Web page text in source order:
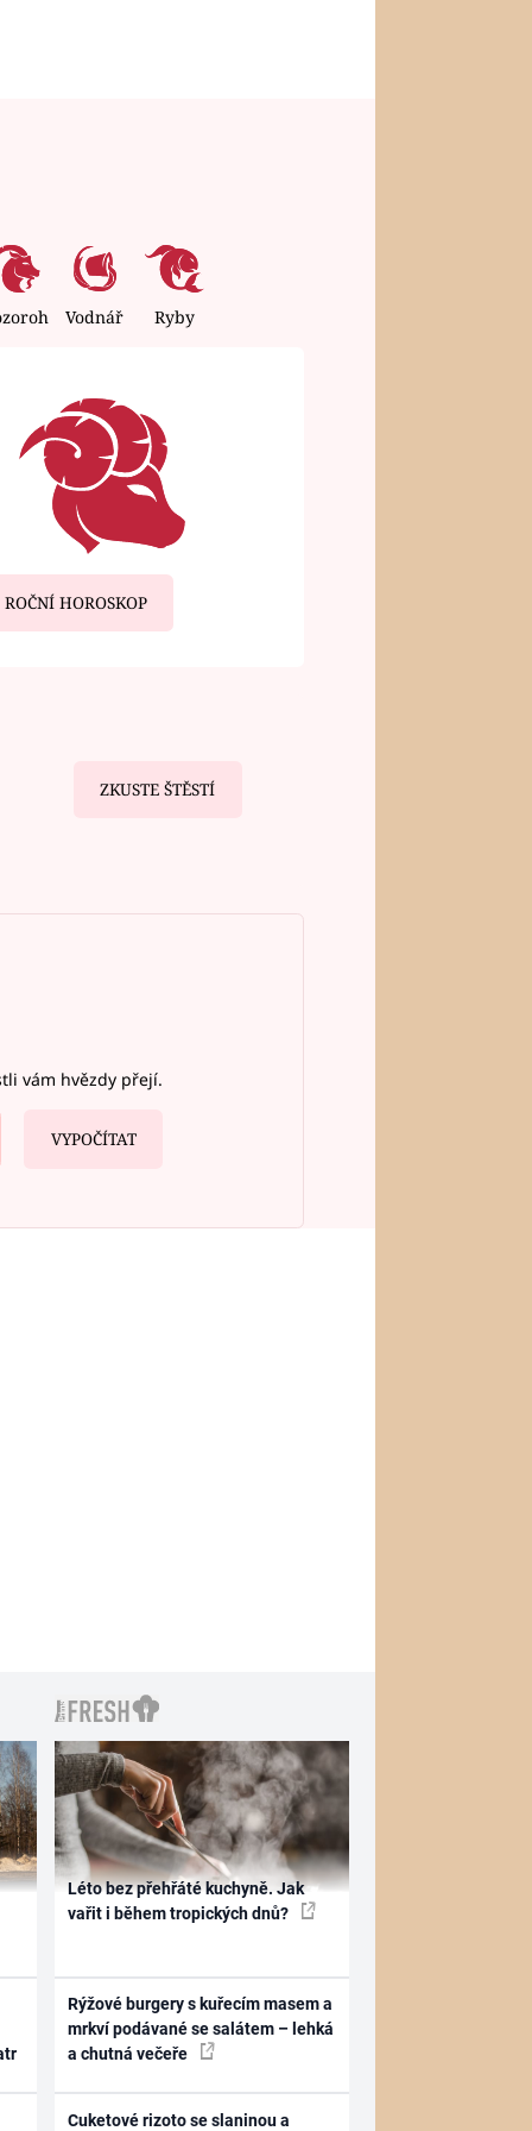
Vodnář Ryby
ROČNÍ HOROSKOP
ZKUSTE ŠTĚSTÍ
vám hvězdy přejí.
VYPOČÍTAT
Léto bez přehřáté kuchyně. Jak
vařit i během tropických dnů?
Rýžové burgery s kuřecím masem a
mrkví podávané se salátem – lehká
a chutná večeře
Cuketové rizoto se slaninou a